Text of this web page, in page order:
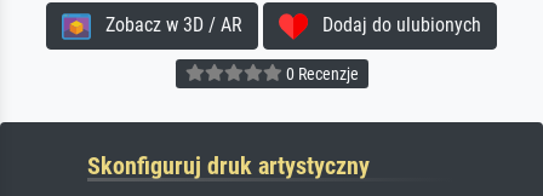
Zobacz w 3D / AR Dodaj do ulubionych
0 Recenzje
Skonfiguruj druk artystyczny